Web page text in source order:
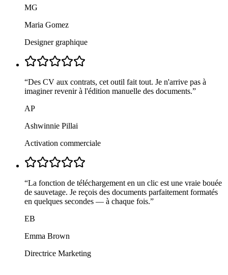
MG
Maria Gomez
Designer graphique
“Des CV aux contrats, cet outil fait tout. Je n'arrive pas à
imaginer revenir à l'édition manuelle des documents.”
AP
Ashwinnie Pillai
Activation commerciale
“La fonction de téléchargement en un clic est une vraie bouée
de sauvetage. Je reçois des documents parfaitement formatés
en quelques secondes — à chaque fois.”
EB
Emma Brown
Directrice Marketing